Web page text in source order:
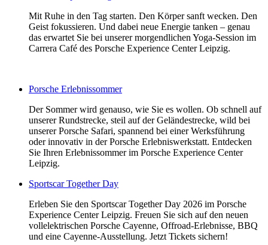
Mit Ruhe in den Tag starten. Den Körper sanft wecken. Den
Geist fokussieren. Und dabei neue Energie tanken – genau
das erwartet Sie bei unserer morgendlichen Yoga-Session im
Carrera Café des Porsche Experience Center Leipzig.
Porsche Erlebnissommer
Der Sommer wird genauso, wie Sie es wollen. Ob schnell auf
unserer Rundstrecke, steil auf der Geländestrecke, wild bei
unserer Porsche Safari, spannend bei einer Werksführung
oder innovativ in der Porsche Erlebniswerkstatt. Entdecken
Sie Ihren Erlebnissommer im Porsche Experience Center
Leipzig.
Sportscar Together Day
Erleben Sie den Sportscar Together Day 2026 im Porsche
Experience Center Leipzig. Freuen Sie sich auf den neuen
vollelektrischen Porsche Cayenne, Offroad-Erlebnisse, BBQ
und eine Cayenne-Ausstellung. Jetzt Tickets sichern!